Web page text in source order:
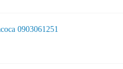
0903061251